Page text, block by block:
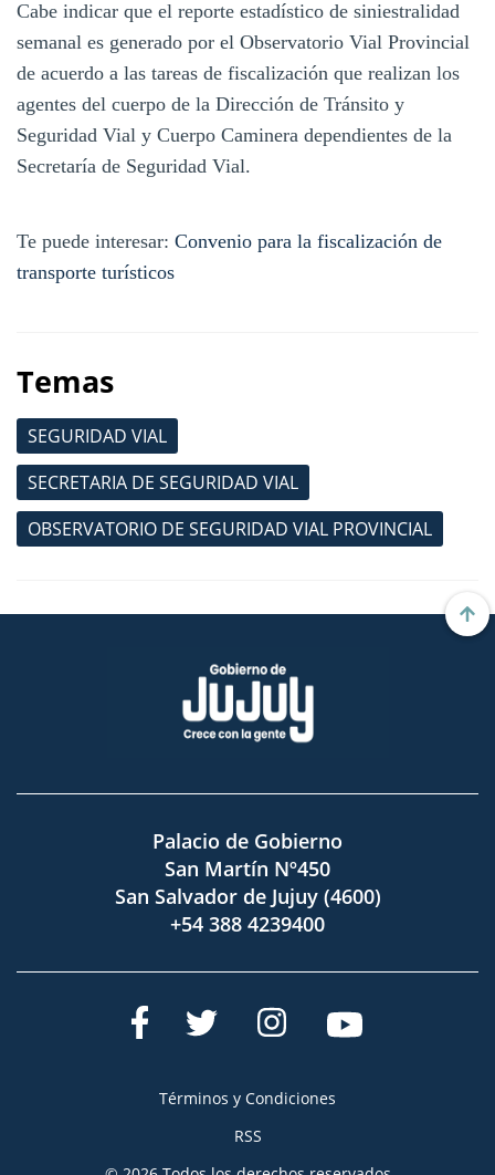
Cabe indicar que el reporte estadístico de siniestralidad
semanal es generado por el Observatorio Vial Provincial
de acuerdo a las tareas de fiscalización que realizan los
agentes del cuerpo de la Dirección de Tránsito y
Seguridad Vial y Cuerpo Caminera dependientes de la
Secretaría de Seguridad Vial.
Te puede interesar: Convenio para la fiscalización de
transporte turísticos
Temas
SEGURIDAD VIAL
SECRETARIA DE SEGURIDAD VIAL
OBSERVATORIO DE SEGURIDAD VIAL PROVINCIAL
Palacio de Gobierno
San Martín Nº450
San Salvador de Jujuy (4600)
+54 388 4239400
Términos y Condiciones
RSS